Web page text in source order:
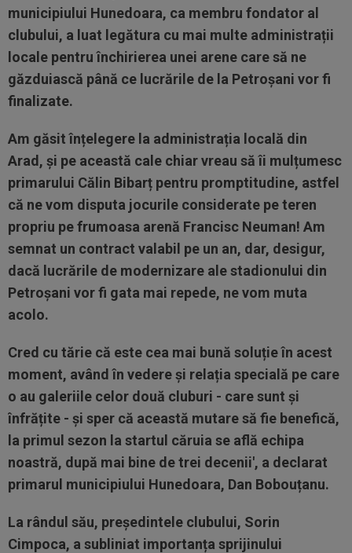
municipiului Hunedoara, ca membru fondator al
clubului, a luat legătura cu mai multe administrații
locale pentru închirierea unei arene care să ne
găzduiască până ce lucrările de la Petroșani vor fi
finalizate.
Am găsit înțelegere la administrația locală din
Arad, și pe această cale chiar vreau să îi mulțumesc
primarului Călin Bibarț pentru promptitudine, astfel
că ne vom disputa jocurile considerate pe teren
propriu pe frumoasa arenă Francisc Neuman! Am
semnat un contract valabil pe un an, dar, desigur,
dacă lucrările de modernizare ale stadionului din
Petroșani vor fi gata mai repede, ne vom muta
acolo.
Cred cu tărie că este cea mai bună soluție în acest
moment, având în vedere și relația specială pe care
o au galeriile celor două cluburi - care sunt și
înfrățite - și sper că această mutare să fie benefică,
la primul sezon la startul căruia se află echipa
noastră, după mai bine de trei decenii', a declarat
primarul municipiului Hunedoara, Dan Bobouțanu.
La rândul său, președintele clubului, Sorin
Cimpoca, a subliniat importanța sprijinului